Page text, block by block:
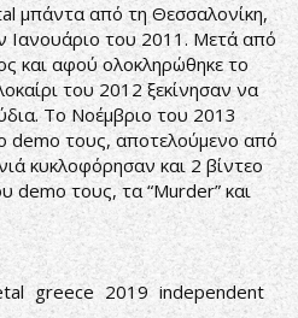
μπάντα από τη Θεσσαλονίκη,
Ιανουάριο του 2011. Mετά από
και αφού ολοκληρώθηκε το
του 2012 ξεκίνησαν να
Το Νοέμβριο του 2013
demo τους, αποτελούμενο από
κυκλοφόρησαν και 2 βίντεο
demo τους, τα “Murder” και
greece 2019 independent